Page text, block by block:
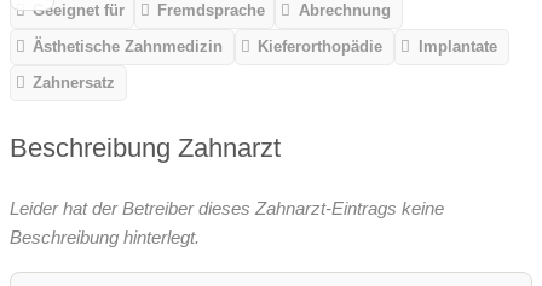
Geeignet für Fremdsprache
Abrechnung
Ästhetische Zahnmedizin
Kieferorthopädie
Implantate
Zahnersatz
Beschreibung Zahnarzt
Leider hat der Betreiber dieses Zahnarzt-Eintrags keine
Beschreibung hinterlegt.